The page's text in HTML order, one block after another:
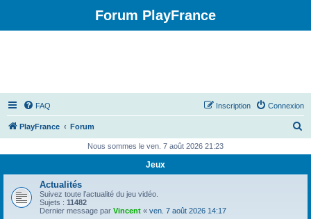
Forum PlayFrance
FAQ Connexion
Inscription
PlayFrance Forum
h
Nous sommes le ven. 7 août 2026 21:23
Jeux
Actualités
Suivez toute l’actualité du jeu vidéo.
Sujets : 11482
Dernier message par Vincent « ven. 7 août 2026 14:17